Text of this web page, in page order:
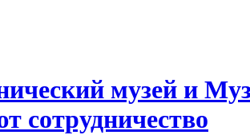
музей и
сотрудничество